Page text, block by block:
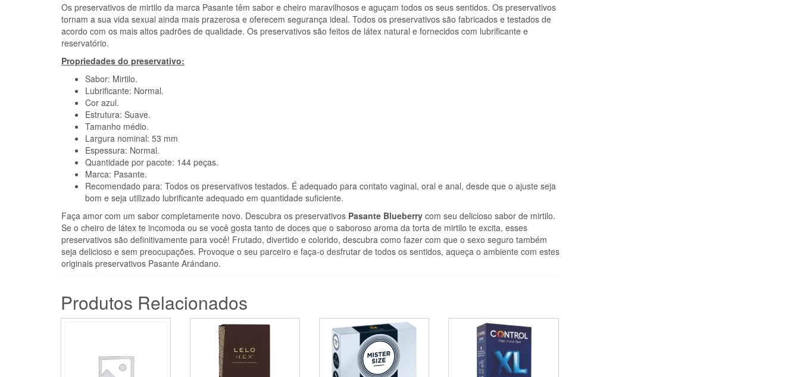
Os preservativos de mirtilo da marca Pasante têm sabor e cheiro maravilhosos e aguçam todos os seus sentidos. Os preservativos
tornam a sua vida sexual ainda mais prazerosa e oferecem segurança ideal. Todos os preservativos são fabricados e testados de
acordo com os mais altos padrões de qualidade. Os preservativos são feitos de látex natural e fornecidos com lubrificante e
reservatório.
Propriedades do preservativo:
Sabor: Mirtilo.
Lubrificante: Normal.
Cor azul.
Estrutura: Suave.
Tamanho médio.
Largura nominal: 53 mm
Espessura: Normal.
Quantidade por pacote: 144 peças.
Marca: Pasante.
Recomendado para: Todos os preservativos testados. É adequado para contato vaginal, oral e anal, desde que o ajuste seja
bom e seja utilizado lubrificante adequado em quantidade suficiente.
Faça amor com um sabor completamente novo. Descubra os preservativos Pasante Blueberry com seu delicioso sabor de mirtilo.
Se o cheiro de látex te incomoda ou se você gosta tanto de doces que o saboroso aroma da torta de mirtilo te excita, esses
preservativos são definitivamente para você! Frutado, divertido e colorido, descubra como fazer com que o sexo seguro também
seja delicioso e sem preocupações. Provoque o seu parceiro e faça-o desfrutar de todos os sentidos, aqueça o ambiente com estes
originais preservativos Pasante Arándano.
Produtos Relacionados